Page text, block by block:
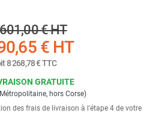
€HT
€ HT
8 268,78 €TTC
GRATUITE
hors Corse)
des frais de livraison à l'étape 4 de votre